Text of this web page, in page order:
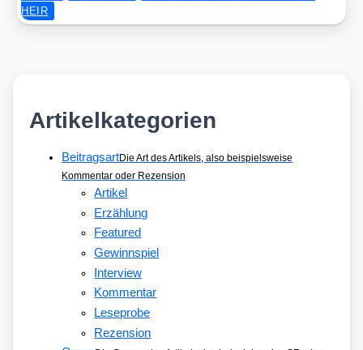
HEIR
Artikelkategorien
BeitragsartDie Art des Artikels, also beispielsweise
Kommentar oder Rezension
Artikel
Erzählung
Featured
Gewinnspiel
Interview
Kommentar
Leseprobe
Rezension